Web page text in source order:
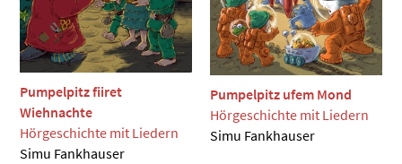
Pumpelpitz fiiret
Wiehnachte
Hörgeschichte mit Liedern
Simu Fankhauser
Pumpelpitz ufem Mond
Hörgeschichte mit Liedern
Simu Fankhauser